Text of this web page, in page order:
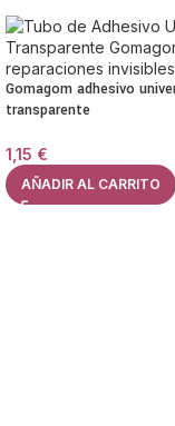
Gomagom adhesivo
transparente
1,15 €
AÑADIR AL CARRITO